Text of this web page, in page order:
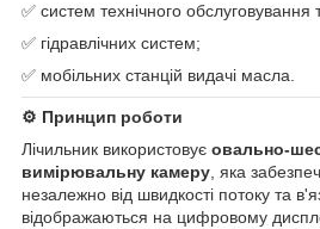
✅ систем технічного обслуговування
✅ гідравлічних систем;
✅ мобільних станцій видачі масла.
⚙️ Принцип роботи
Лічильник використовує овально-
вимірювальну камеру , яка
незалежно від швидкості потоку та
відображаються на цифровому